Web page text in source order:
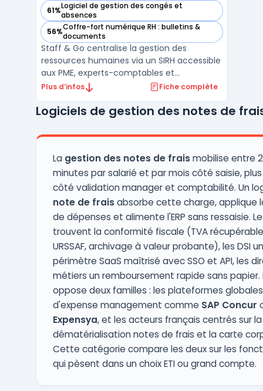
61%Logiciel de gestion des congés et
absences
— voir Staff & Go dans cette catégorie
56%Coffre-fort numérique RH : bulletins &
documents
— voir Staff & Go dans cette catégorie
Staff & Go centralise la gestion des
ressources humaines via un SIRH accessible
aux PME, experts-comptables et
intégrateurs. Le produit couvre la question
dispersion des outils, la multiplication des
associés aux tra ...
Plus d’infos Fiche complète
Logiciels de gestion des notes de
La gestion des notes de fraismobilise entre
minutes par salarié et par mois côté saisie,
côté validation manager et comptabilité. Un
note de fraisabsorbe cette charge, applique
de dépenses et alimente l'ERP sans ressaisie.
trouvent la conformité fiscale (TVA
URSSAF, archivage à valeur probante), les DSI un
périmètre SaaS maîtrisé avec SSO et API, les
métiers un remboursement rapide sans papier.
oppose deux familles : les plateformes globales
d'expense management comme SAP Concur
Expensya, et les acteurs français centrés sur la
dématérialisation notes de frais et la carte
Cette catégorie compare les deux sur les
qui pèsent dans un choix ETI ou grand compte.